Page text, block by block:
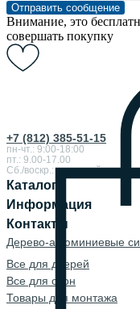
+7 (812) 385-51-15
пн-чт.: 9:00-18:00
пт.: 9.00-17.00
Сб./воскр.: выходной
Каталог
Информация
Контакты
Дерево-алюминиевые
Все для дверей
Все для окон
Товары для монтажа
Отправить сообщение
Внимание, это
совершать покупку